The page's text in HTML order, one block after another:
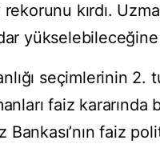
kırdı.
seçimlerinin 2.
faiz
faiz